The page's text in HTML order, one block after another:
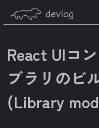
devlog
React UIコ
ブラリのビ
(Library